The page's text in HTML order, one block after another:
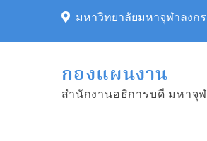
content
มหาวิทยาลัยมหาจุฬาลงก
กองแผนงาน
สำนักงานอธิการบดี มหาจุ